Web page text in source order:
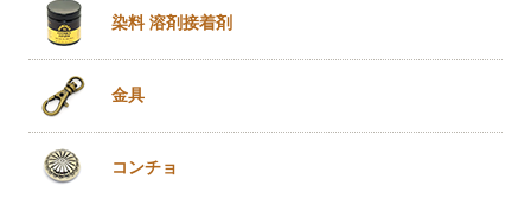
染料 溶剤接着剤
金具
コンチョ